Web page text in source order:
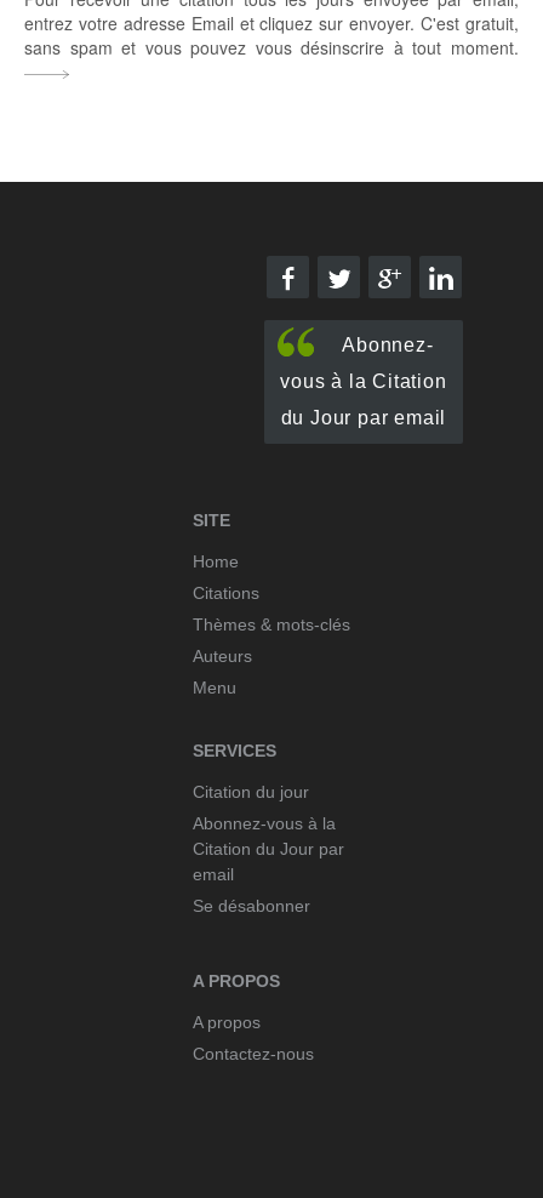
entrez votre adresse Email et cliquez sur envoyer. C'est gratuit,
sans spam et vous pouvez vous désinscrire à tout moment.
Abonnez-
vous à la Citation
du Jour par email
SITE
Home
Citations
Thèmes & mots-clés
Auteurs
Menu
SERVICES
Citation du jour
Abonnez-vous à la
Citation du Jour par
email
Se désabonner
A PROPOS
A propos
Contactez-nous